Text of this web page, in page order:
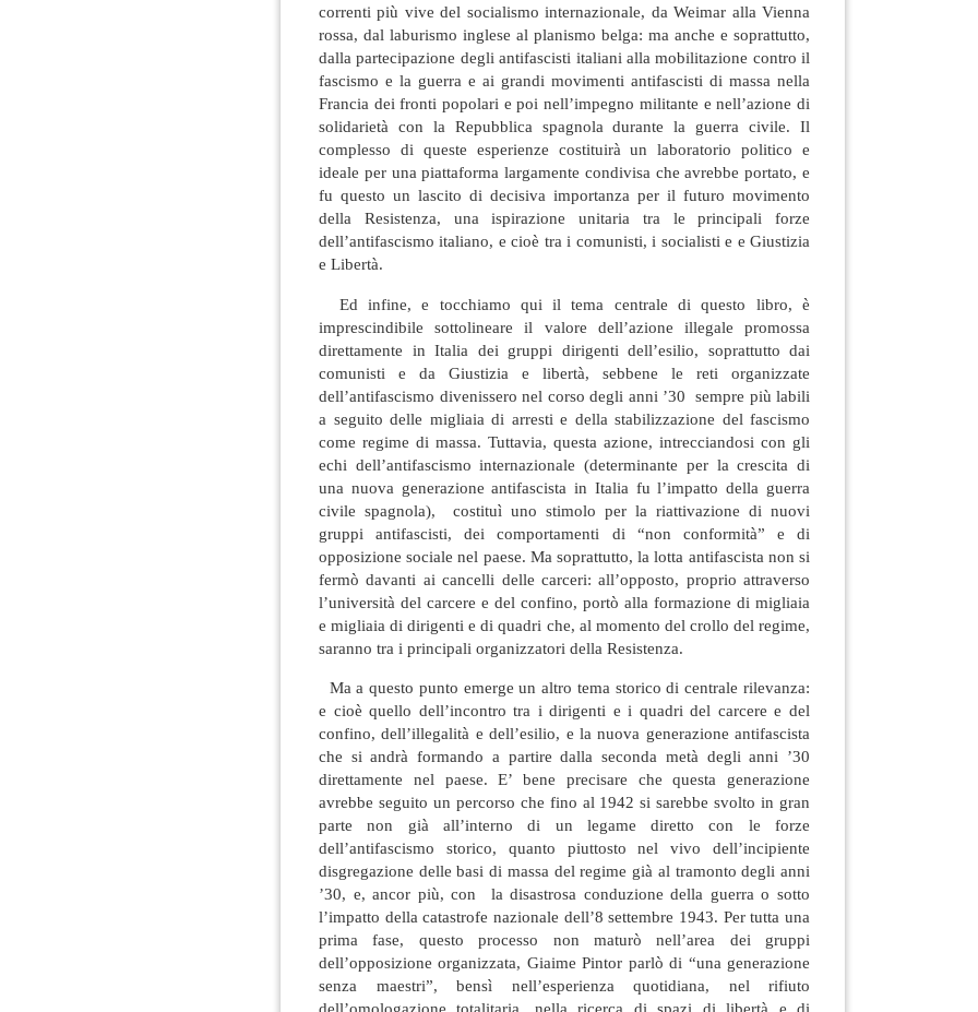
correnti più vive del socialismo internazionale, da Weimar alla Vienna
rossa, dal laburismo inglese al planismo belga: ma anche e soprattutto,
dalla partecipazione degli antifascisti italiani alla mobilitazione contro il
fascismo e la guerra e ai grandi movimenti antifascisti di massa nella
Francia dei fronti popolari e poi nell’impegno militante e nell’azione di
solidarietà con la Repubblica spagnola durante la guerra civile. Il
complesso di queste esperienze costituirà un laboratorio politico e
ideale per una piattaforma largamente condivisa che avrebbe portato, e
fu questo un lascito di decisiva importanza per il futuro movimento
della Resistenza, una ispirazione unitaria tra le principali forze
dell’antifascismo italiano, e cioè tra i comunisti, i socialisti e e Giustizia
e Libertà.
Ed infine, e tocchiamo qui il tema centrale di questo libro, è
imprescindibile sottolineare il valore dell’azione illegale promossa
direttamente in Italia dei gruppi dirigenti dell’esilio, soprattutto dai
comunisti e da Giustizia e libertà, sebbene le reti organizzate
dell’antifascismo divenissero nel corso degli anni ’30 sempre più labili
a seguito delle migliaia di arresti e della stabilizzazione del fascismo
come regime di massa. Tuttavia, questa azione, intrecciandosi con gli
echi dell’antifascismo internazionale (determinante per la crescita di
una nuova generazione antifascista in Italia fu l’impatto della guerra
civile spagnola), costituì uno stimolo per la riattivazione di nuovi
gruppi antifascisti, dei comportamenti di “non conformità” e di
opposizione sociale nel paese. Ma soprattutto, la lotta antifascista non si
fermò davanti ai cancelli delle carceri: all’opposto, proprio attraverso
l’università del carcere e del confino, portò alla formazione di migliaia
e migliaia di dirigenti e di quadri che, al momento del crollo del regime,
saranno tra i principali organizzatori della Resistenza.
Ma a questo punto emerge un altro tema storico di centrale rilevanza:
e cioè quello dell’incontro tra i dirigenti e i quadri del carcere e del
confino, dell’illegalità e dell’esilio, e la nuova generazione antifascista
che si andrà formando a partire dalla seconda metà degli anni ’30
direttamente nel paese. E’ bene precisare che questa generazione
avrebbe seguito un percorso che fino al 1942 si sarebbe svolto in gran
parte non già all’interno di un legame diretto con le forze
dell’antifascismo storico, quanto piuttosto nel vivo dell’incipiente
disgregazione delle basi di massa del regime già al tramonto degli anni
’30, e, ancor più, con la disastrosa conduzione della guerra o sotto
l’impatto della catastrofe nazionale dell’8 settembre 1943. Per tutta una
prima fase, questo processo non maturò nell’area dei gruppi
dell’opposizione organizzata, Giaime Pintor parlò di “una generazione
senza maestri”, bensì nell’esperienza quotidiana, nel rifiuto